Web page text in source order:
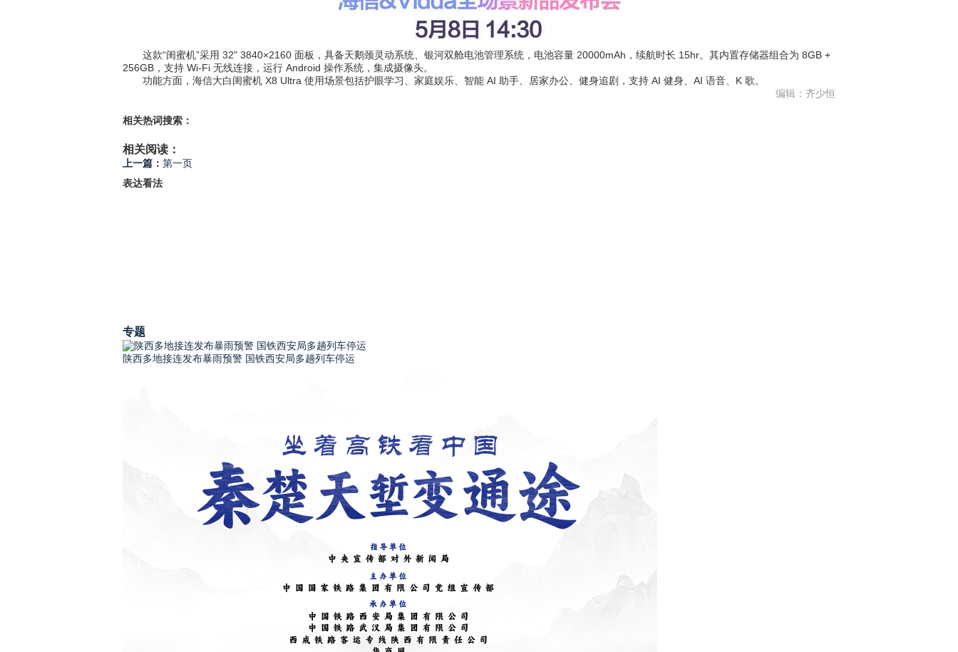
这款“闺蜜机”采用 32" 3840×2160 面板，具备天鹅颈灵动系统、银河双舱电池管理系统，电池容量 20000mAh，续航时长 15hr。其内置存储器组合为 8GB +
256GB，支持 Wi-Fi 无线连接，运行 Android 操作系统，集成摄像头。
功能方面，海信大白闺蜜机 X8 Ultra 使用场景包括护眼学习、家庭娱乐、智能 AI 助手、居家办公、健身追剧，支持 AI 健身、AI 语音、K 歌。
编辑：齐少恒
相关热词搜索：
相关阅读：
上一篇： 第一页
表达看法
专题
陕西多地接连发布暴雨预警 国铁西安局多趟列车停运